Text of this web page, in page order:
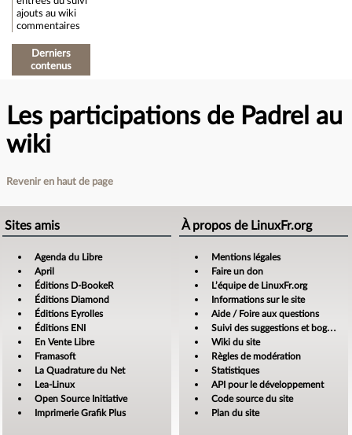
ajouts au wiki
commentaires
Derniers
contenus
Les participations de Padrel au
wiki
Revenir en haut de page
Sites amis
Agenda du Libre
April
Éditions D-BookeR
Éditions Diamond
Éditions Eyrolles
Éditions ENI
En Vente Libre
Framasoft
La Quadrature du Net
Lea-Linux
Open Source Initiative
Imprimerie Grafik Plus
À propos de LinuxFr.org
Mentions légales
Faire un don
L’équipe de LinuxFr.org
Informations sur le site
Aide / Foire aux questions
Suivi des suggestions et bogues
Wiki du site
Règles de modération
Statistiques
API pour le développement
Code source du site
Plan du site